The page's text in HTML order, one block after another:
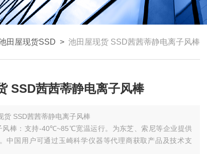
田屋现货SSD > 池田屋现货 SSD茜茜蒂静电‌‌‌‌离子风棒
SSD茜茜蒂静电‌‌‌‌离子风棒
货 SSD茜茜蒂静电‌‌‌‌离子风棒
风棒：支持-40℃~85℃宽温运行。为东芝、索尼等企业提供
中国用户可通过玉崎科学仪器等代理商获取产品及技术支